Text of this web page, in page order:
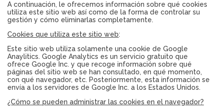
A continuación, le ofrecemos información sobre qué cookies
utiliza este sitio web así como de la forma de controlar su
gestión y cómo eliminarlas completamente.
Cookies que utiliza este sitio web:
Este sitio web utiliza solamente una cookie de Google
Anaylitics. Google Analytics es un servicio gratuito que
ofrece Google Inc. y que recoge información sobre qué
páginas del sitio web se han consultado, en qué momento,
con qué navegador, etc. Posteriormente, esta información se
envía a los servidores de Google Inc. a los Estados Unidos.
¿Cómo se pueden administrar las cookies en el navegador?